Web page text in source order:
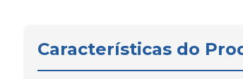
Características do